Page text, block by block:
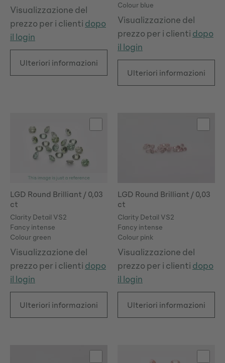
Visualizzazione del
prezzo per i clienti dopo
il login
Ulteriori informazioni
Colour blue
Visualizzazione del
prezzo per i clienti dopo
il login
Ulteriori informazioni
LGD Round Brilliant / 0,03
ct
Clarity Detail VS2
Fancy intense
Colour green
Visualizzazione del
prezzo per i clienti dopo
il login
Ulteriori informazioni
LGD Round Brilliant / 0,03
ct
Clarity Detail VS2
Fancy intense
Colour pink
Visualizzazione del
prezzo per i clienti dopo
il login
Ulteriori informazioni